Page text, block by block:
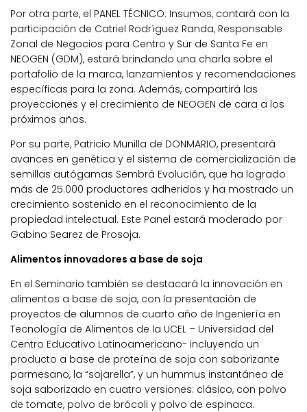
Por otra parte, el PANEL TÉCNICO: Insumos, contará con la
participación de Catriel Rodríguez Randa, Responsable
Zonal de Negocios para Centro y Sur de Santa Fe en
NEOGEN (GDM), estará brindando una charla sobre el
portafolio de la marca, lanzamientos y recomendaciones
específicas para la zona. Además, compartirá las
proyecciones y el crecimiento de NEOGEN de cara a los
próximos años.
Por su parte, Patricio Munilla de DONMARIO, presentará
avances en genética y el sistema de comercialización de
semillas autógamas Sembrá Evolución, que ha logrado
más de 25.000 productores adheridos y ha mostrado un
crecimiento sostenido en el reconocimiento de la
propiedad intelectual. Este Panel estará moderado por
Gabino Searez de Prosoja.
Alimentos innovadores a base de soja
En el Seminario también se destacará la innovación en
alimentos a base de soja, con la presentación de
proyectos de alumnos de cuarto año de Ingeniería en
Tecnología de Alimentos de la UCEL – Universidad del
Centro Educativo Latinoamericano- incluyendo un
producto a base de proteína de soja con saborizante
parmesano, la “sojarella”, y un hummus instantáneo de
soja saborizado en cuatro versiones: clásico, con polvo
de tomate, polvo de brócoli y polvo de espinaca.